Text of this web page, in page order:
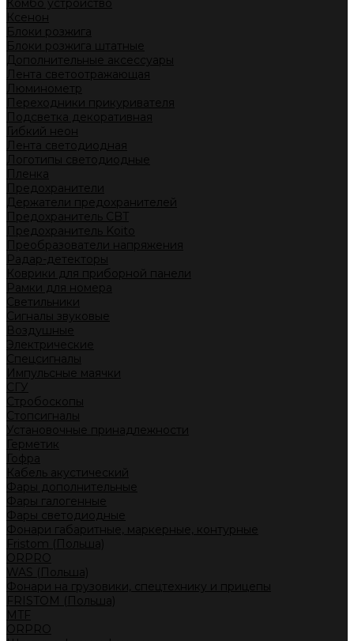
Комбо устройство
Ксенон
Блоки розжига
Блоки розжига штатные
Дополнительные аксессуары
Лента светоотражающая
Люминометр
Переходники прикуривателя
Подсветка декоративная
Гибкий неон
Лента светодиодная
Логотипы светодиодные
Пленка
Предохранители
Держатели предохранителей
Предохранитель CBT
Предохранитель Koito
Преобразователи напряжения
Радар-детекторы
Коврики для приборной панели
Рамки для номера
Светильники
Сигналы звуковые
Воздушные
Электрические
Спецсигналы
Импульсные маячки
СГУ
Стробоскопы
Стопсигналы
Установочные принадлежности
Герметик
Гофра
Кабель акустический
Фары дополнительные
Фары галогенные
Фары светодиодные
Фонари габаритные, маркерные, контурные
Fristom (Польша)
ORPRO
WAS (Польша)
Фонари на грузовики, спецтехнику и прицепы
FRISTOM (Польша)
MTF
ORPRO